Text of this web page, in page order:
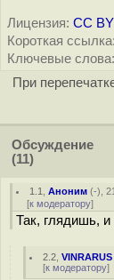
Лицензия: CC
Короткая
Ключевые слова:
При
Обсуждение
(11)
1.1 ,Аноним (-),
[к модератору]
Так, глядишь,
2.2 ,VINRARUS
[к модератору]